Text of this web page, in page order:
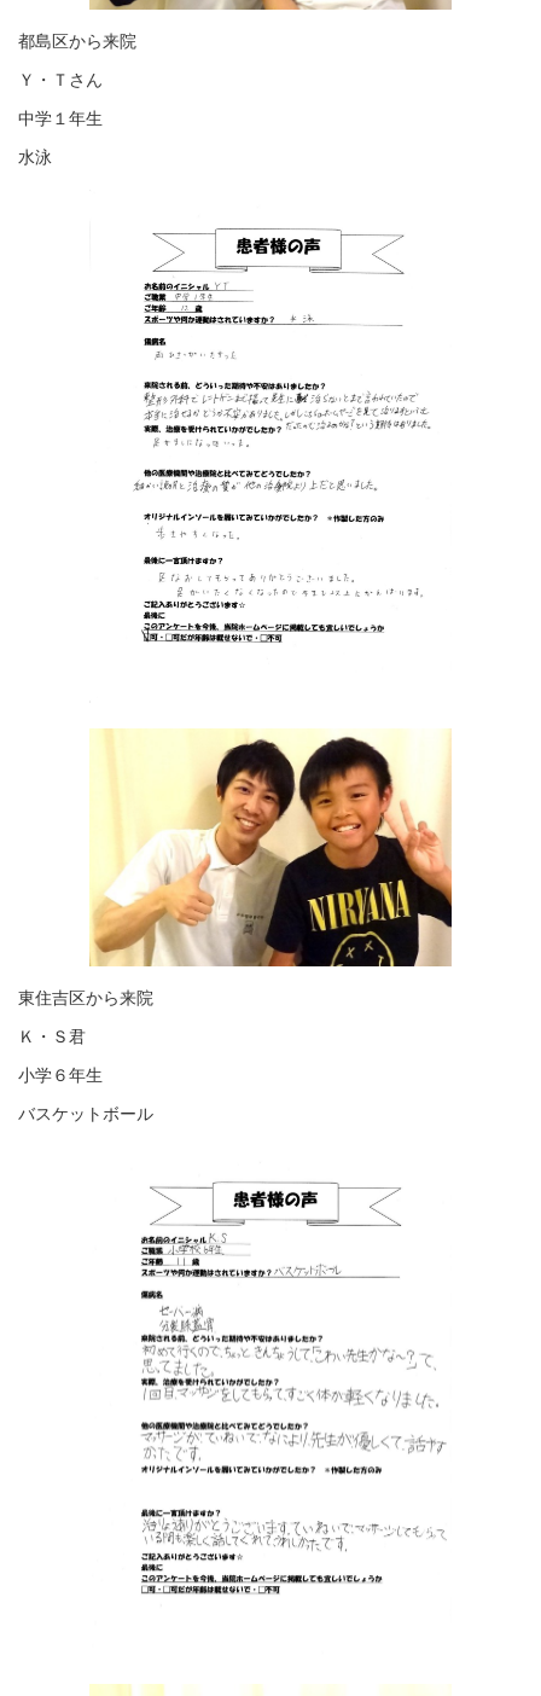
都島区から来院
Ｙ・Ｔさん
中学１年生
水泳
東住吉区から来院
Ｋ・Ｓ君
小学６年生
バスケットボール